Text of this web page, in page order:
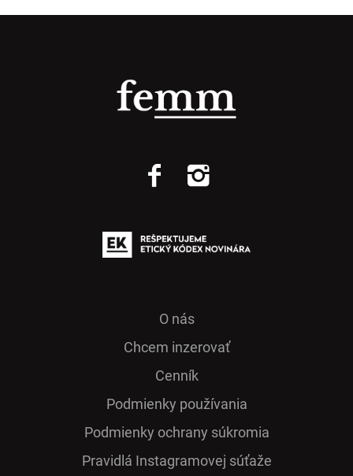
O nás
Chcem inzerovať
Cenník
Podmienky používania
Podmienky ochrany súkromia
Pra­vidlá Ins­ta­gra­mo­vej sú­ťaže